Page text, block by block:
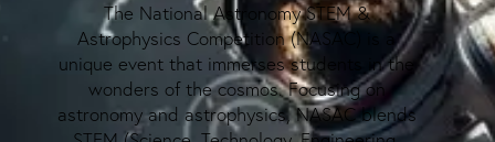
The National Astronomy STEM &
Astrophysics Competition (NASAC) is a
unique event that immerses students in the
wonders of the cosmos. Focusing on
astronomy and astrophysics, NASAC blends